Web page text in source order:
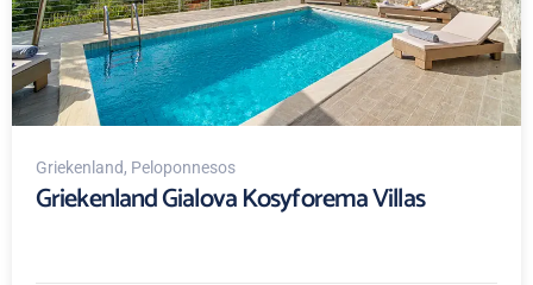
Griekenland, Peloponnesos
Griekenland Gialova Kosyforema Villas